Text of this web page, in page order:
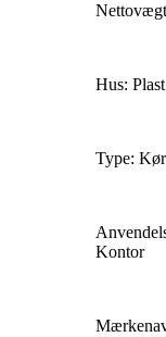
Hus: Plast
Type:
Kontor